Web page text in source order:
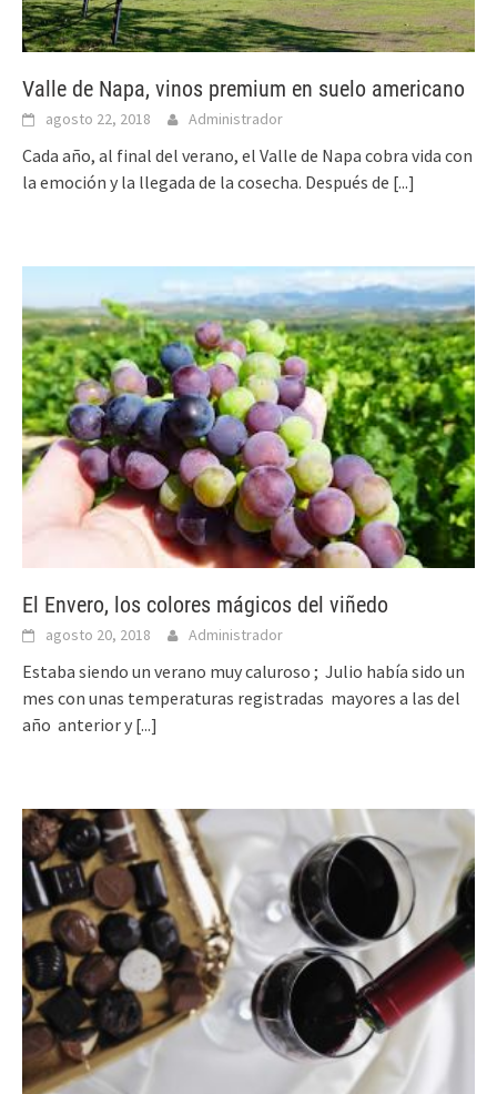
Valle de Napa, vinos premium en suelo americano
agosto 22, 2018 Administrador
Cada año, al final del verano, el Valle de Napa cobra vida con
la emoción y la llegada de la cosecha. Después de [...]
El Envero, los colores mágicos del viñedo
agosto 20, 2018 Administrador
Estaba siendo un verano muy caluroso ; Julio había sido un
mes con unas temperaturas registradas mayores a las del
año anterior y [...]